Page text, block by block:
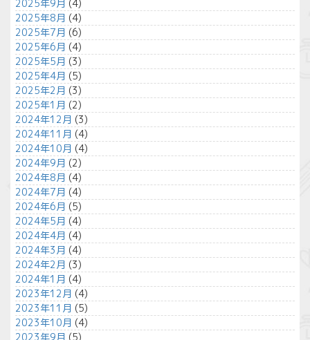
2025年9月 (4)
2025年8月 (4)
2025年7月 (6)
2025年6月 (4)
2025年5月 (3)
2025年4月 (5)
2025年2月 (3)
2025年1月 (2)
2024年12月 (3)
2024年11月 (4)
2024年10月 (4)
2024年9月 (2)
2024年8月 (4)
2024年7月 (4)
2024年6月 (5)
2024年5月 (4)
2024年4月 (4)
2024年3月 (4)
2024年2月 (3)
2024年1月 (4)
2023年12月 (4)
2023年11月 (5)
2023年10月 (4)
2023年9月 (5)